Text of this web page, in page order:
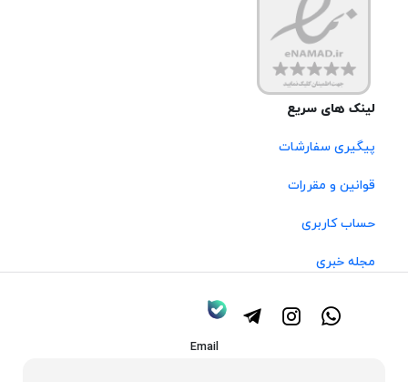
لینک های سریع
پیگیری سفارشات
قوانین و مقررات
حساب کاربری
مجله خبری
Email